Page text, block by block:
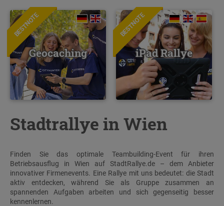
BESTNOTE
Geocaching
BESTNOTE
iPad Rallye
Stadtrallye in Wien
Finden Sie das optimale Teambuilding-Event für ihren
Betriebsausflug in Wien auf StadtRallye.de – dem Anbieter
innovativer Firmenevents. Eine Rallye mit uns bedeutet: die Stadt
aktiv entdecken, während Sie als Gruppe zusammen an
spannenden Aufgaben arbeiten und sich gegenseitig besser
kennenlernen.